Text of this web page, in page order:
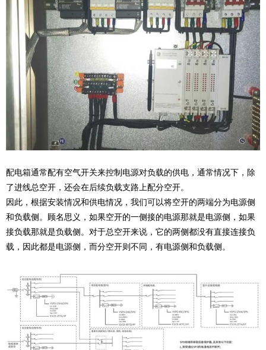
配电箱通常配有空气开关来控制电源对负载的供电，通常情况下，除
了进线总空开，还会在后续负载支路上配分空开。
因此，根据安装情况和供电情况，我们可以将空开的两端分为电源侧
和负载侧。顾名思义，如果空开的一侧接的电源那就是电源侧，如果
接负载那就是负载侧。对于总空开来说，它的两侧都没有直接连接负
载，因此都是电源侧，而分空开则不同，有电源侧和负载侧。